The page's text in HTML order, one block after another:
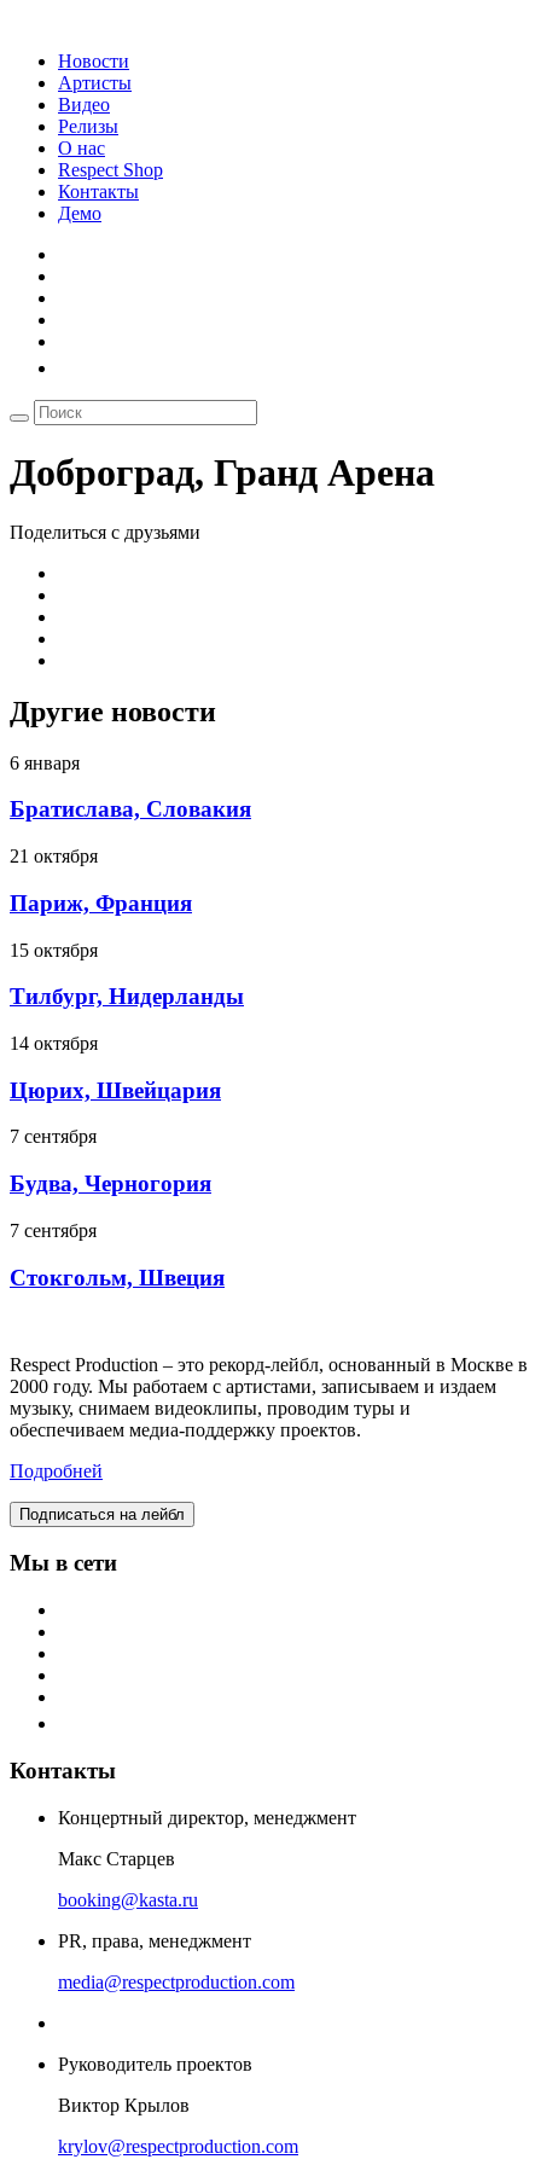
Новости
Артисты
Видео
Релизы
О нас
Respect Shop
Контакты
Демо
Доброград, Гранд Арена
Поделиться с друзьями
Другие новости
6 января
Братислава, Словакия
21 октября
Париж, Франция
15 октября
Тилбург, Нидерланды
14 октября
Цюрих, Швейцария
7 сентября
Будва, Черногория
7 сентября
Стокгольм, Швеция
Respect Production – это рекорд-лейбл, основанный в Москве в
2000 году. Мы работаем с артистами, записываем и издаем
музыку, снимаем видеоклипы, проводим туры и
обеспечиваем медиа-поддержку проектов.
Подробней
Подписаться на лейбл
Мы в сети
Контакты
Концертный директор, менеджмент
Макс Старцев
booking@kasta.ru
PR, права, менеджмент
media@respectproduction.com
Руководитель проектов
Виктор Крылов
krylov@respectproduction.com